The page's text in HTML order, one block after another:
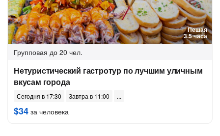
Пешая
3.5 часа
Групповая до 20 чел.
Нетуристический гастротур по лучшим уличным
вкусам города
Сегодня в 17:30 Завтра в 11:00
$34 за человека